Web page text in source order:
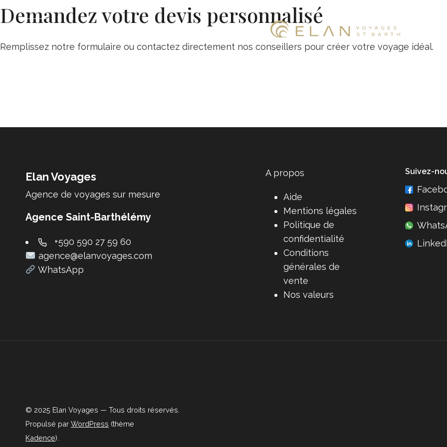
au
Demandez votre devis personnalisé
Remplissez notre formulaire ou contactez directement nos conseillers pour créer votre voyage idéal.
Elan Voyages
Agence de voyages sur mesure
Agence Saint-Barthélémy
+590 590 27 59 60
agence@elanvoyages.com
WhatsApp
A propos
Aide
Mentions légales
Politique de
confidentialité
Conditions
générales de
vente
Nos valeurs
Suivez-
© 2025 Elan Voyages — Tous droits réservés.
Propulsé par WordPress (thème
Kadence).